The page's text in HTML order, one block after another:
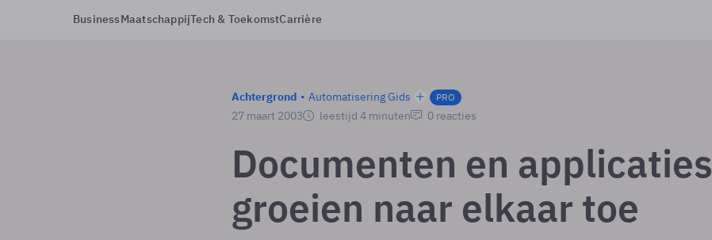
BusinessMaatschappijTech & ToekomstCarrière
Achtergrond Automatisering Gids PRO
27 maart 2003 leestijd 4 minuten 0 reacties
Documenten en applicaties
groeien naar elkaar toe